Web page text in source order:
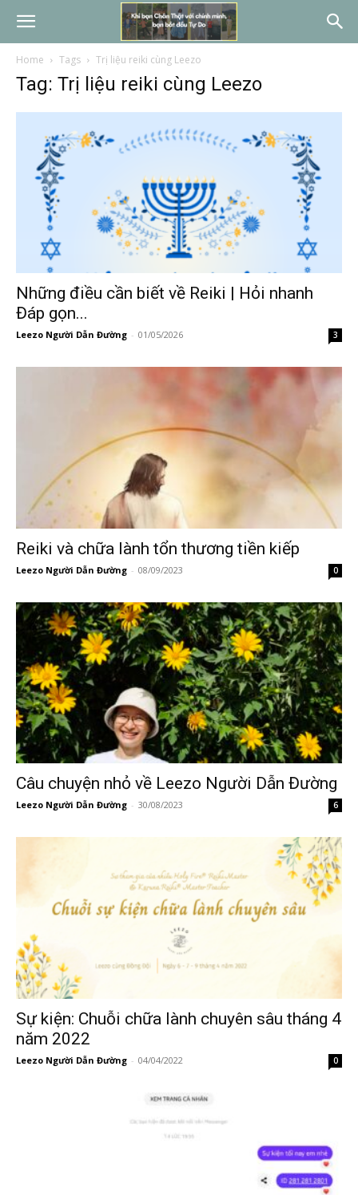
Home Tags Trị liệu reiki cùng Leezo
Tag: Trị liệu reiki cùng Leezo
Những điều cần biết về Reiki | Hỏi nhanh
Đáp gọn...
Leezo Người Dẫn Đường - 01/05/2026 3
Reiki và chữa lành tổn thương tiền kiếp
Leezo Người Dẫn Đường - 08/09/2023 0
Câu chuyện nhỏ về Leezo Người Dẫn Đường
Leezo Người Dẫn Đường - 30/08/2023 6
Sự kiện: Chuỗi chữa lành chuyên sâu tháng 4
năm 2022
Leezo Người Dẫn Đường - 04/04/2022 0